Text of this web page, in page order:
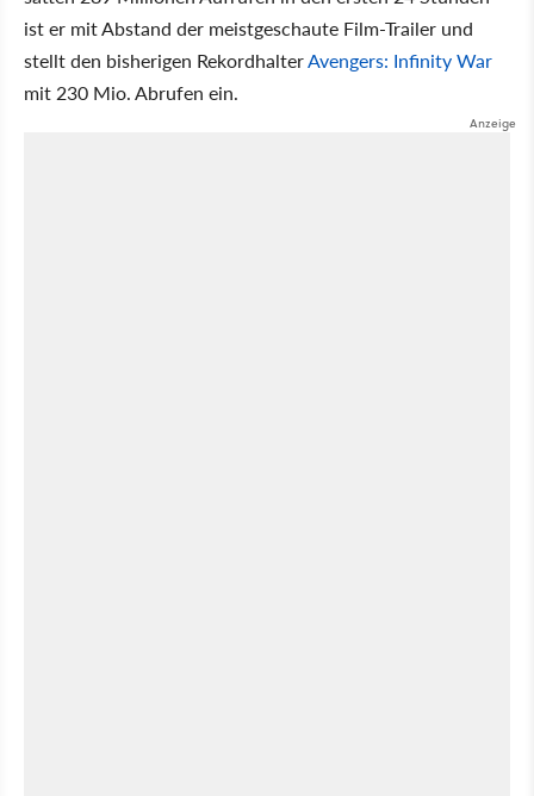
ist er mit Abstand der meistgeschaute Film-Trailer und
stellt den bisherigen RekordhalterAvengers: Infinity War
mit 230 Mio. Abrufen ein.